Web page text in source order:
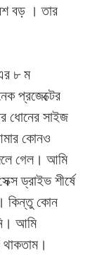
বড় । তার
৮ ম
প্রজেক্টের
ধোনের সাইজ
কোনও
গেল। আমি
ড্রাইভ শীর্ষে
কিন্তু কোন
আমি
থাকতাম।